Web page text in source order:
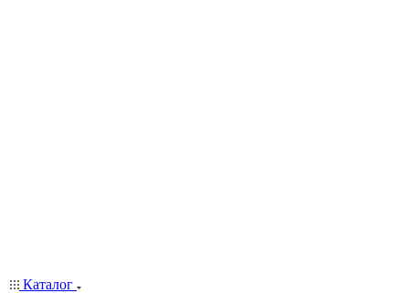
Каталог